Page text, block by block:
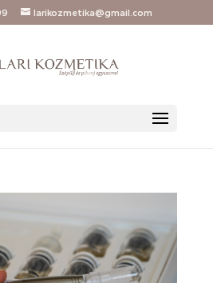
larikozmetika@gmail.com